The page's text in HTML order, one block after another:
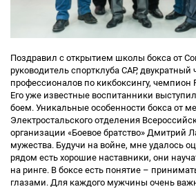
Поздравил с открытием школы бокса от
руководитель спортклуба САР,
профессионалов по кикбоксингу, чемпион
Его уже известные воспитанники
боем. Уникальные особенности бокса от
Электростальского отделения
организации «Боевое братство» Дмитрий
мужества. Будучи на войне, мне удалось
рядом есть хорошие наставники, они
на ринге. В боксе есть понятие –
глазами. Для каждого мужчины очень